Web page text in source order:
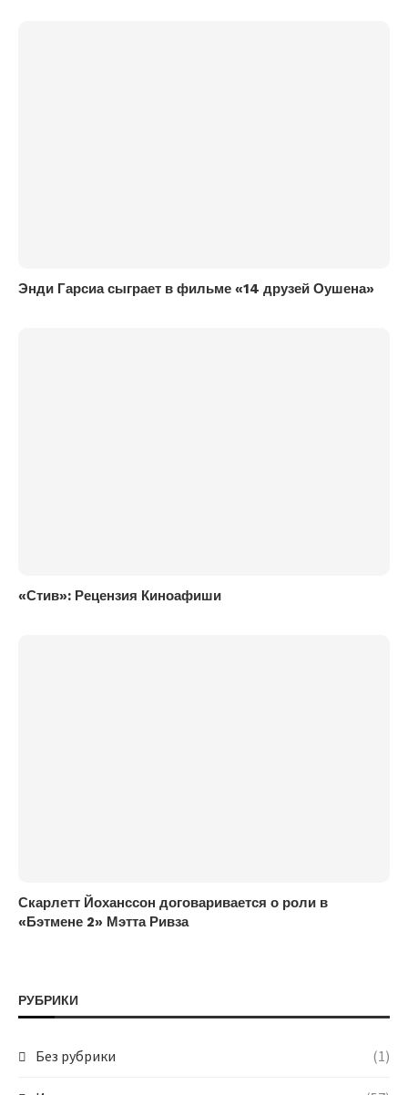
Энди Гарсиа сыграет в фильме «14 друзей Оушена»
«Стив»: Рецензия Киноафиши
Скарлетт Йоханссон договаривается о роли в
«Бэтмене 2» Мэтта Ривза
РУБРИКИ
Без рубрики (1)